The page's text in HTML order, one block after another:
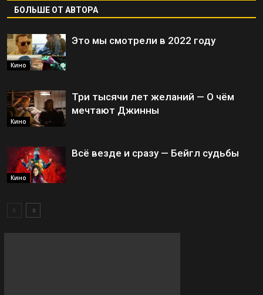
БОЛЬШЕ ОТ АВТОРА
Кино
Это мы смотрели в 2022 году
Кино
Три тысячи лет желаний — О чём
мечтают Джинны
Кино
Всё везде и сразу — Бейгл судьбы